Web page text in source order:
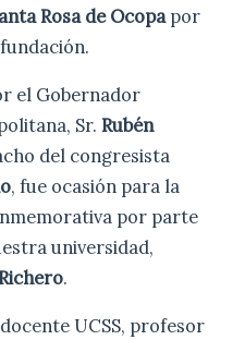
Rosa de Ocopapor
el Gobernador
Sr. Rubén
del congresista
, fue ocasión para la
por parte
universidad,
.
UCSS, profesor